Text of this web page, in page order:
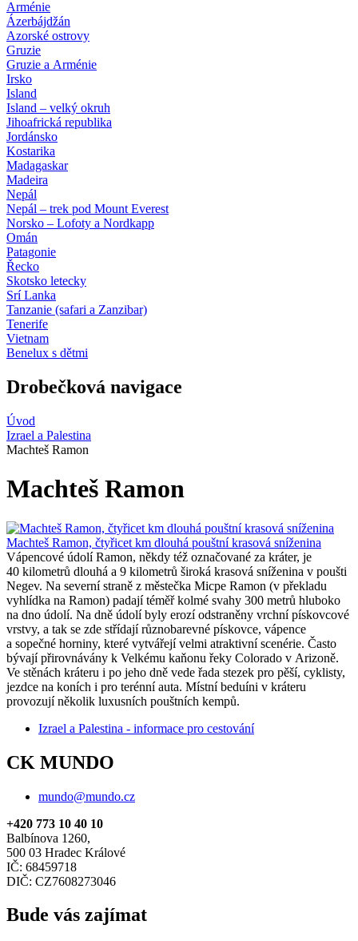
Arménie
Ázerbájdžán
Azorské ostrovy
Gruzie
Gruzie a Arménie
Irsko
Island
Island – velký okruh
Jihoafrická republika
Jordánsko
Kostarika
Madagaskar
Madeira
Nepál
Nepál – trek pod Mount Everest
Norsko – Lofoty a Nordkapp
Omán
Patagonie
Řecko
Skotsko letecky
Srí Lanka
Tanzanie (safari a Zanzibar)
Tenerife
Vietnam
Benelux s dětmi
Drobečková navigace
Úvod
Izrael a Palestina
Machteš Ramon
Machteš Ramon
Machteš Ramon, čtyřicet km dlouhá pouštní krasová sníženina
Vápencové údolí Ramon, někdy též označované za kráter, je
40 kilometrů dlouhá a 9 kilometrů široká krasová sníženina v poušti
Negev. Na severní straně z městečka Micpe Ramon (v překladu
vyhlídka na Ramon) padají téměř kolmé svahy 300 metrů hluboko
na dno údolí. Na dně údolí byly erozí odstraněny vrchní pískovcové
vrstvy, a tak se zde střídají různobarevné pískovce, vápence
a sopečné horniny, které vytvářejí velmi atraktivní scenérie. Často
bývají přirovnávány k Velkému kaňonu řeky Colorado v Arizoně.
Ve stěnách kráteru i po jeho dně vede řada stezek pro pěší, cyklisty,
jezdce na koních i pro terénní auta. Místní beduíni v kráteru
provozují několik luxusních pouštních kempů.
Izrael a Palestina - informace pro cestování
CK MUNDO
mundo@mundo.cz
+420 773 10 40 10
Balbínova 1260,
500 03 Hradec Králové
IČ: 68459718
DIČ: CZ7608273046
Bude vás zajímat